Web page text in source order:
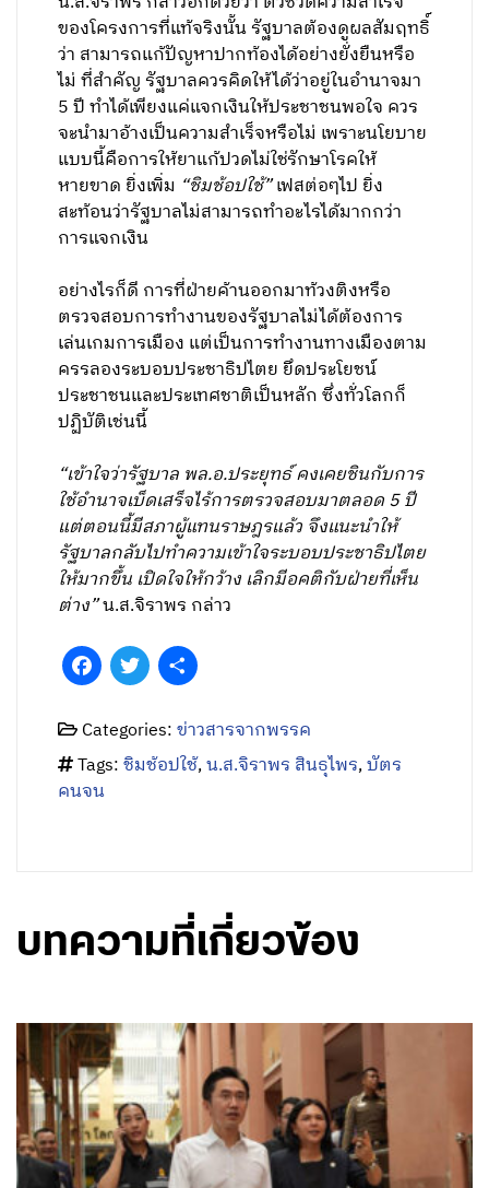
ของโครงการที่แท้จริงนั้น รัฐบาลต้องดูผลสัมฤทธิ์
ว่า สามารถแก้ปัญหาปากท้องได้อย่างยั่งยืนหรือ
ไม่ ที่สำคัญ รัฐบาลควรคิดให้ได้ว่าอยู่ในอำนาจมา
5 ปี ทำได้เพียงแค่แจกเงินให้ประชาชนพอใจ ควร
จะนำมาอ้างเป็นความสำเร็จหรือไม่ เพราะนโยบาย
แบบนี้คือการให้ยาแก้ปวดไม่ใช่รักษาโรคให้
หายขาด ยิ่งเพิ่ม “ชิมช้อปใช้”เฟสต่อๆไป ยิ่ง
สะท้อนว่ารัฐบาลไม่สามารถทำอะไรได้มากกว่า
การแจกเงิน
อย่างไรก็ดี การที่ฝ่ายค้านออกมาท้วงติงหรือ
ตรวจสอบการทำงานของรัฐบาลไม่ได้ต้องการ
เล่นเกมการเมือง แต่เป็นการทำงานทางเมืองตาม
ครรลองระบอบประชาธิปไตย ยึดประโยชน์
ประชาชนและประเทศชาติเป็นหลัก ซึ่งทั่วโลกก็
ปฏิบัติเช่นนี้
“เข้าใจว่ารัฐบาล พล.อ.ประยุทธ์ คงเคยชินกับการ
ใช้อำนาจเบ็ดเสร็จไร้การตรวจสอบมาตลอด 5 ปี
แต่ตอนนี้มีสภาผู้แทนราษฎรแล้ว จึงแนะนำให้
รัฐบาลกลับไปทำความเข้าใจระบอบประชาธิปไตย
ให้มากขึ้น เปิดใจให้กว้าง เลิกมีอคติกับฝ่ายที่เห็น
ต่าง”น.ส.จิราพร กล่าว
FacebookTwitter
Categories:ข่าวสารจากพรรค
Tags:ชิมช้อปใช้,น.ส.จิราพร สินธุไพร,บัตร
คนจน
บทความที่เกี่ยวข้อง